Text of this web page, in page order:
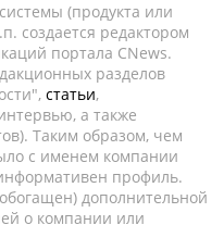
(продукта или
создается редактором
портала CNews.
разделов
статьи,
а также
Таким образом, чем
с именем компании
профиль.
дополнительной
о компании или